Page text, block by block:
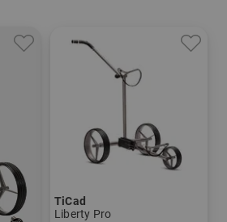
TiCad
Liberty Pro